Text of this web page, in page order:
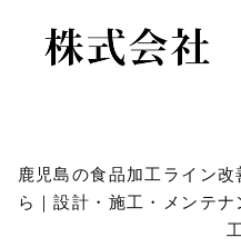
鹿児島の食品加工ライン
ら｜設計・施工・メンテ
工